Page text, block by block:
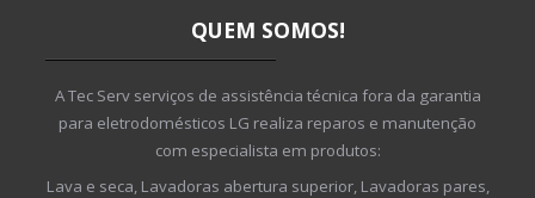
QUEM SOMOS!
A Tec Serv serviços de assistência técnica fora da garantia
para eletrodomésticos LG realiza reparos e manutenção
com especialista em produtos:
Lava e seca, Lavadoras abertura superior, Lavadoras pares,